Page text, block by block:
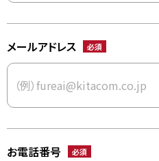
メールアドレス 必須
お電話番号 必須